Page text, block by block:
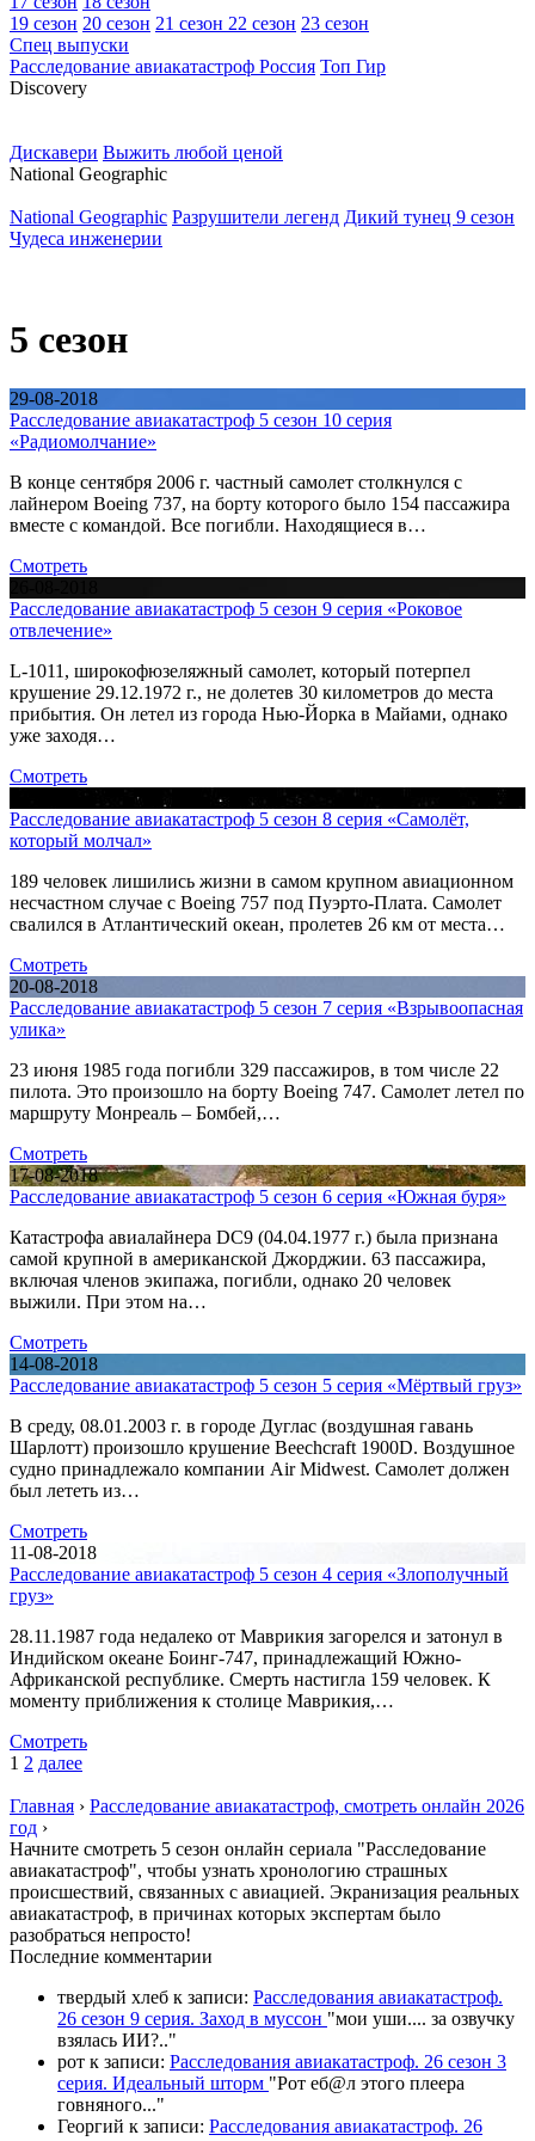
19 сезон 20 сезон 21 сезон 22 сезон 23 сезон
Спец выпуски
Расследование авиакатастроф Россия Топ Гир
Discovery
Дискавери Выжить любой ценой
National Geographic
National Geographic Разрушители легенд Дикий тунец 9 сезон
Чудеса инженерии
5 сезон
29-08-2018
Расследование авиакатастроф 5 сезон 10 серия
«Радиомолчание»
В конце сентября 2006 г. частный самолет столкнулся с
лайнером Boeing 737, на борту которого было 154 пассажира
вместе с командой. Все погибли. Находящиеся в…
Смотреть
Расследование авиакатастроф 5 сезон 9 серия «Роковое
отвлечение»
L-1011, широкофюзеляжный самолет, который потерпел
крушение 29.12.1972 г., не долетев 30 километров до места
прибытия. Он летел из города Нью-Йорка в Майами, однако
уже заходя…
Смотреть
23-08-2018
Расследование авиакатастроф 5 сезон 8 серия «Самолёт,
который молчал»
189 человек лишились жизни в самом крупном авиационном
несчастном случае с Boeing 757 под Пуэрто-Плата. Самолет
свалился в Атлантический океан, пролетев 26 км от места…
Смотреть
20-08-2018
Расследование авиакатастроф 5 сезон 7 серия «Взрывоопасная
улика»
23 июня 1985 года погибли 329 пассажиров, в том числе 22
пилота. Это произошло на борту Boeing 747. Самолет летел по
маршруту Монреаль – Бомбей,…
Смотреть
17-08-2018
Расследование авиакатастроф 5 сезон 6 серия «Южная буря»
Катастрофа авиалайнера DC9 (04.04.1977 г.) была признана
самой крупной в американской Джорджии. 63 пассажира,
включая членов экипажа, погибли, однако 20 человек
выжили. При этом на…
Смотреть
14-08-2018
Расследование авиакатастроф 5 сезон 5 серия «Мёртвый груз»
В среду, 08.01.2003 г. в городе Дуглас (воздушная гавань
Шарлотт) произошло крушение Beechcraft 1900D. Воздушное
судно принадлежало компании Air Midwest. Самолет должен
был лететь из…
Смотреть
11-08-2018
Расследование авиакатастроф 5 сезон 4 серия «Злополучный
груз»
28.11.1987 года недалеко от Маврикия загорелся и затонул в
Индийском океане Боинг-747, принадлежащий Южно-
Африканской республике. Смерть настигла 159 человек. К
моменту приближения к столице Маврикия,…
Смотреть
1 2 далее
Главная › Расследование авиакатастроф, смотреть онлайн 2026
год ›
Начните смотреть 5 сезон онлайн сериала "Расследование
авиакатастроф", чтобы узнать хронологию страшных
происшествий, связанных с авиацией. Экранизация реальных
авиакатастроф, в причинах которых экспертам было
разобраться непросто!
Последние комментарии
твердый хлеб к записи: Расследования авиакатастроф.
26 сезон 9 серия. Заход в муссон "мои уши.... за озвучку
взялась ИИ?.."
рот к записи: Расследования авиакатастроф. 26 сезон 3
серия. Идеальный шторм "Рот еб@л этого плеера
говняного..."
Георгий к записи: Расследования авиакатастроф. 26